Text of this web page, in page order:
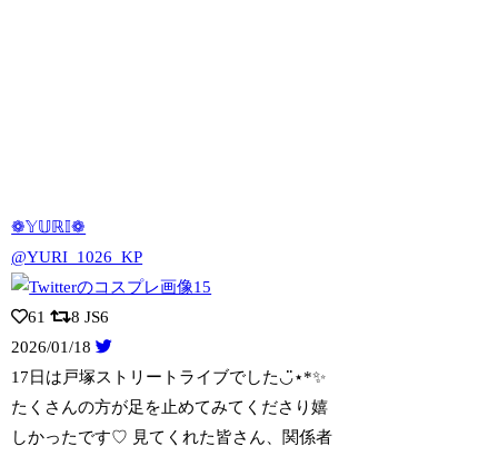
❁𝕐𝕌ℝ𝕀❁
@YURI_1026_KP
61 8 JS6
2026/01/18
17日は戸塚ストリートライブでした◡̈⋆*✨
たくさんの方が足を止めてみてくださ り嬉
しかったです♡ 見てくれた皆さん、関係者